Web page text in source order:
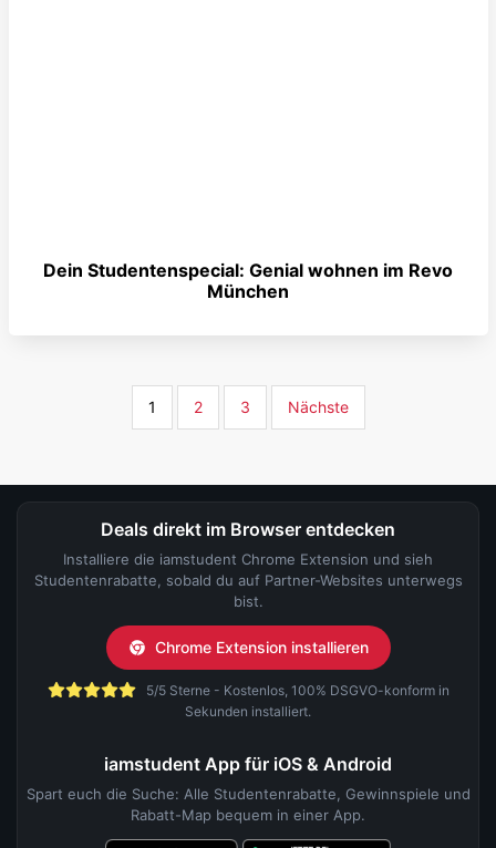
Dein Studentenspecial: Genial wohnen im Revo
München
1 2 3 Nächste
Deals direkt im Browser entdecken
Installiere die iamstudent Chrome Extension und sieh
Studentenrabatte, sobald du auf Partner-Websites unterwegs
bist.
Chrome Extension installieren
5/5 Sterne - Kostenlos, 100% DSGVO-konform in
Sekunden installiert.
iamstudent App für iOS & Android
Spart euch die Suche: Alle Studentenrabatte, Gewinnspiele und
Rabatt-Map bequem in einer App.